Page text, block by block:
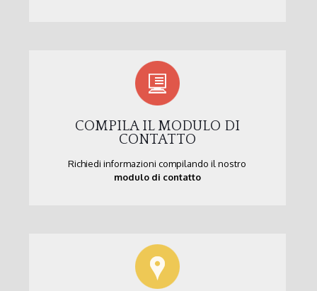
COMPILA IL MODULO DI
CONTATTO
Richiedi informazioni compilando il nostro
modulo di contatto